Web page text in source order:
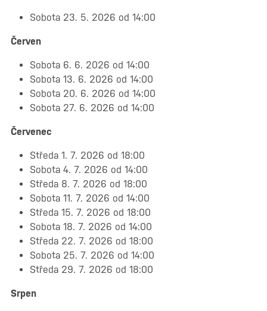
Sobota 23. 5. 2026 od 14:00
Červen
Sobota 6. 6. 2026 od 14:00
Sobota 13. 6. 2026 od 14:00
Sobota 20. 6. 2026 od 14:00
Sobota 27. 6. 2026 od 14:00
Červenec
Středa 1. 7. 2026 od 18:00
Sobota 4. 7. 2026 od 14:00
Středa 8. 7. 2026 od 18:00
Sobota 11. 7. 2026 od 14:00
Středa 15. 7. 2026 od 18:00
Sobota 18. 7. 2026 od 14:00
Středa 22. 7. 2026 od 18:00
Sobota 25. 7. 2026 od 14:00
Středa 29. 7. 2026 od 18:00
Srpen